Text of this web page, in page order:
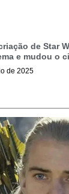
de Star
e mudou o
de 2025